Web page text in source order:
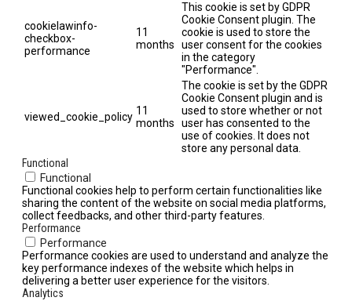
cookielawinfo-
checkbox-
performance
11
months
This cookie is set by GDPR
Cookie Consent plugin. The
cookie is used to store the
user consent for the cookies
in the category
"Performance".
viewed_cookie_policy 11
months
The cookie is set by the GDPR
Cookie Consent plugin and is
used to store whether or not
user has consented to the
use of cookies. It does not
store any personal data.
Functional
Functional
Functional cookies help to perform certain functionalities like
sharing the content of the website on social media platforms,
collect feedbacks, and other third-party features.
Performance
Performance
Performance cookies are used to understand and analyze the
key performance indexes of the website which helps in
delivering a better user experience for the visitors.
Analytics